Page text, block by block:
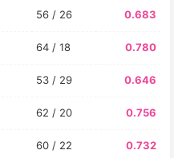
56 / 26 0.683
64 / 18 0.780
53 / 29 0.646
62 / 20 0.756
60 / 22 0.732